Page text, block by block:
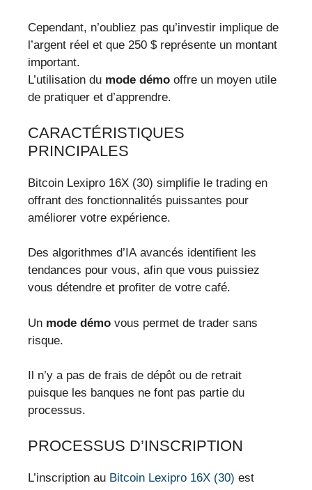
Cependant, n’oubliez pas qu’investir implique de
l’argent réel et que 250 $ représente un montant
important.
L’utilisation du mode démo offre un moyen utile
de pratiquer et d’apprendre.
CARACTÉRISTIQUES
PRINCIPALES
Bitcoin Lexipro 16X (30) simplifie le trading en
offrant des fonctionnalités puissantes pour
améliorer votre expérience.
Des algorithmes d’IA avancés identifient les
tendances pour vous, afin que vous puissiez
vous détendre et profiter de votre café.
Un mode démo vous permet de trader sans
risque.
Il n’y a pas de frais de dépôt ou de retrait
puisque les banques ne font pas partie du
processus.
PROCESSUS D’INSCRIPTION
L’inscription au Bitcoin Lexipro 16X (30) est